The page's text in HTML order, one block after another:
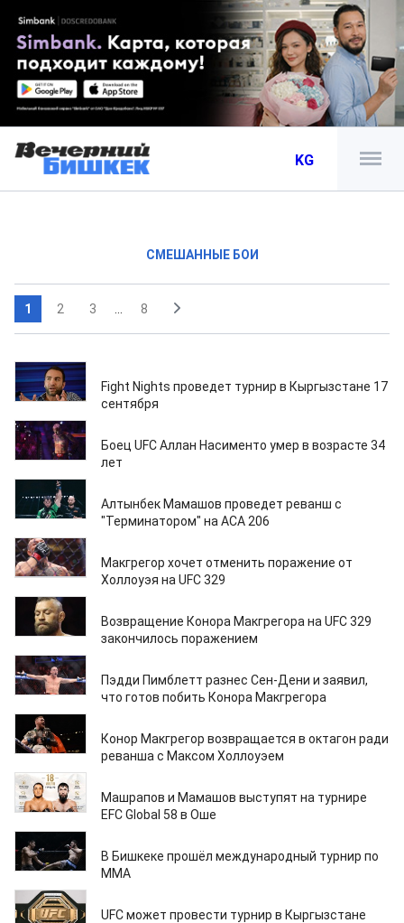
KG
СМЕШАННЫЕ БОИ
1 2 3 8
07.08.2026
Fight Nights проведет турнир в Кыргызстане 17
сентября
05.08.2026
Боец UFC Аллан Насименто умер в возрасте 34
лет
04.08.2026
Алтынбек Мамашов проведет реванш с
"Терминатором" на ACA 206
20.07.2026
Макгрегор хочет отменить поражение от
Холлоуэя на UFC 329
14.07.2026
Возвращение Конора Макгрегора на UFC 329
закончилось поражением
13.07.2026
Пэдди Пимблетт разнес Сен-Дени и заявил,
что готов побить Конора Макгрегора
11.07.2026
Конор Макгрегор возвращается в октагон ради
реванша с Максом Холлоуэем
06.07.2026
Машрапов и Мамашов выступят на турнире
EFC Global 58 в Оше
26.06.2026
В Бишкеке прошёл международный турнир по
ММА
25.06.2026
UFC может провести турнир в Кыргызстане